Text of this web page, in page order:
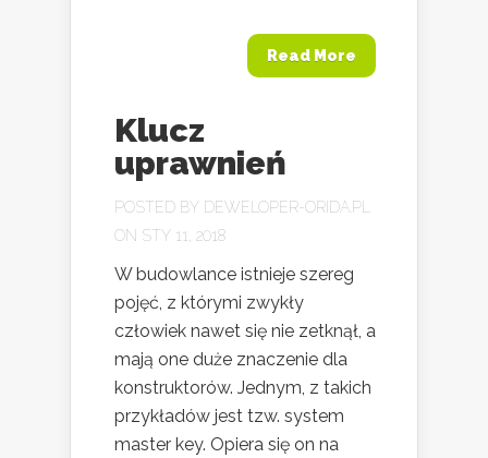
Read More
Klucz
uprawnień
POSTED BY DEWELOPER-ORIDA.PL
ON STY 11, 2018
W budowlance istnieje szereg
pojęć, z którymi zwykły
człowiek nawet się nie zetknął, a
mają one duże znaczenie dla
konstruktorów. Jednym, z takich
przykładów jest tzw. system
master key. Opiera się on na